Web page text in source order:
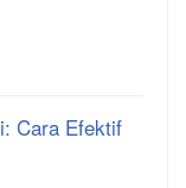
Cara Efektif